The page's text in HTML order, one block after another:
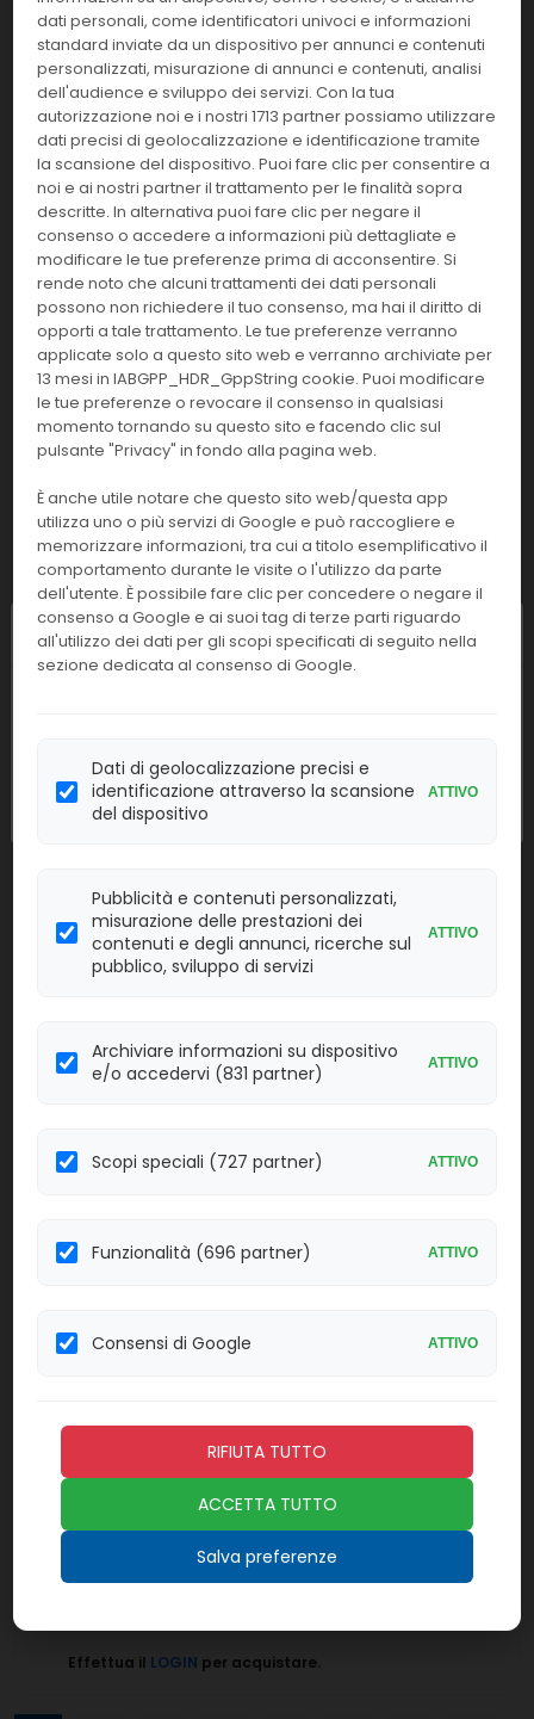
2x20 ml.
CH
Effettua il LOGIN per acquistare.
E9217640Zinco
Confezione:
6x31 ml
Linea:
Effettua ilLOGIN per acquistare.
V73-
50FRT
Zika Virus Real-TM
Confezione:
50 test
Linea:
BM
Effettua ilLOGINper acquistare.
21343 YST
Confezione:
20 card
Linea:
BAT
Effettua ilLOGINper acquistare.
Confezione:
50 test
Linea:
43421 Yersinia cin
Confezione:
Linea:
Effettua il LOGINper acquistare.
Confezione:
2 f.le
Linea:
Effettua il LOGIN per acquistare.
dati personali, come identificatori univoci e informazioni
standard inviate da un dispositivo per annunci e contenuti
personalizzati, misurazione di annunci e contenuti, analisi
dell'audience e sviluppo dei servizi. Con la tua
autorizzazione noi e i nostri 1713 partner possiamo utilizzare
dati precisi di geolocalizzazione e identificazione tramite
la scansione del dispositivo. Puoi fare clic per consentire a
noi e ai nostri partner il trattamento per le finalità sopra
descritte. In alternativa puoi fare clic per negare il
consenso o accedere a informazioni più dettagliate e
modificare le tue preferenze prima di acconsentire. Si
rende noto che alcuni trattamenti dei dati personali
possono non richiedere il tuo consenso, ma hai il diritto di
opporti a tale trattamento. Le tue preferenze verranno
applicate solo a questo sito web e verranno archiviate per
13 mesi in IABGPP_HDR_GppString cookie. Puoi modificare
le tue preferenze o revocare il consenso in qualsiasi
momento tornando su questo sito e facendo clic sul
pulsante "Privacy" in fondo alla pagina web.
È anche utile notare che questo sito web/questa app
utilizza uno o più servizi di Google e può raccogliere e
memorizzare informazioni, tra cui a titolo esemplificativo il
comportamento durante le visite o l'utilizzo da parte
dell'utente. È possibile fare clic per concedere o negare il
consenso a Google e ai suoi tag di terze parti riguardo
all'utilizzo dei dati per gli scopi specificati di seguito nella
sezione dedicata al consenso di Google.
Dati di geolocalizzazione precisi e
identificazione attraverso la scansione
del dispositivo
ATTIVO
Pubblicità e contenuti personalizzati,
misurazione delle prestazioni dei
contenuti e degli annunci, ricerche sul
pubblico, sviluppo di servizi
ATTIVO
Archiviare informazioni su dispositivo
e/o accedervi (831 partner)
ATTIVO
Scopi speciali (727 partner) ATTIVO
Funzionalità (696 partner) ATTIVO
Consensi di Google ATTIVO
RIFIUTA TUTTO
ACCETTA TUTTO
Salva preferenze
Chiusura estiva
riprenderanno regolarmente
agosto.